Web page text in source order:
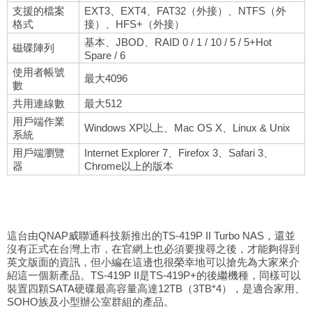
支援的檔案
格式
EXT3、EXT4、FAT32（外接）、NTFS（外
接）、HFS+（外接）
磁碟陣列
基本、JBOD、RAID 0 / 1 / 10 / 5 / 5+Hot
Spare / 6
使用者帳號
數
最大4096
共用連線數
最大512
用戶端作業
系統
Windows XP以上、Mac OS X、Linux & Unix
用戶端瀏覽
器
Internet Explorer 7、Firefox 3、Safari 3、
Chrome以上的版本
這台由QNAP威聯通科技新推出的TS-419P II Turbo NAS，還並
沒有正式在台灣上市，在官網上也必須要搜尋之後，才能夠得到
英文版面的資訊，但小編在這邊也很榮幸地可以搶先為大家來介
紹這一個新產品。TS-419P II是TS-419P+的後繼機種，同樣可以
裝置四顆SATA硬碟最高容量高達12TB（3TB*4），是適合家用、
SOHO族及小型辦公室群組的產品。